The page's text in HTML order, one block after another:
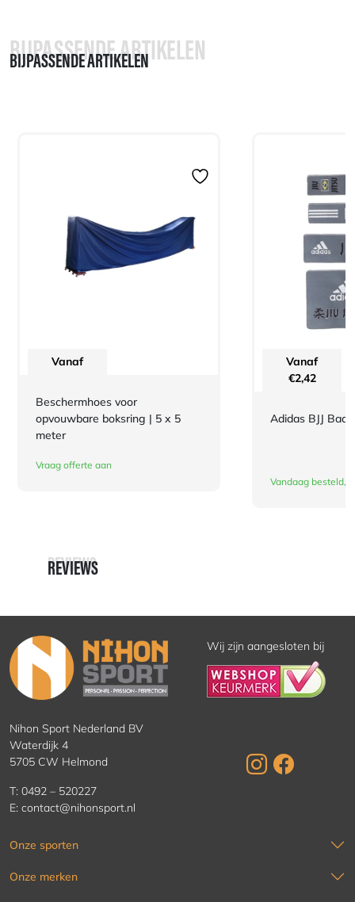
BIJPASSENDE ARTIKELEN
BIJPASSENDE ARTIKELEN
Vanaf
Beschermhoes voor
opvouwbare boksring | 5 x 5
meter
Vraag offerte aan
Vanaf
€2,42
Adidas BJJ
Vandaag besteld,
REVIEWS
REVIEWS
Wij zijn aangesloten bij
Nihon Sport Nederland BV
Waterdijk 4
5705 CW Helmond
T: 0492 – 520227
E: contact@nihonsport.nl
Onze sporten
Onze merken